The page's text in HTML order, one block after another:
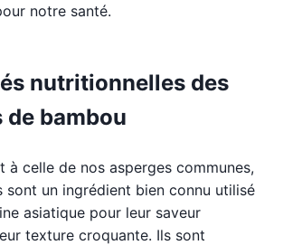
notre santé.
nutritionnelles des
de bambou
à celle de nos asperges communes,
sont un ingrédient bien connu utilisé
asiatique pour leur saveur
texture croquante. Ils sont